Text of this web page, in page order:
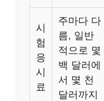
시
험
응
시
료
주마다 다
름, 일반
적으로 몇
백 달러에
서 몇 천
달러까지